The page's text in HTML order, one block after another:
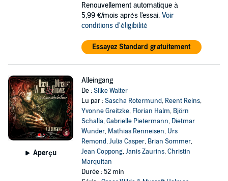
Renouvellement automatique à
5,99 €/mois après l'essai. Voir
conditions d'éligibilité
Essayez Standard gratuitement
Aperçu
Alleingang
De :Silke Walter
Lu par :Sascha Rotermund, Reent Reins,
Yvonne Greitzke, Florian Halm, Björn
Schalla,Gabrielle Pietermann, Dietmar
Wunder, Mathias Renneisen, Urs
Remond,Julia Casper, Brian Sommer,
Jean Coppong,Janis Zaurins,Christin
Marquitan
Durée : 52 min